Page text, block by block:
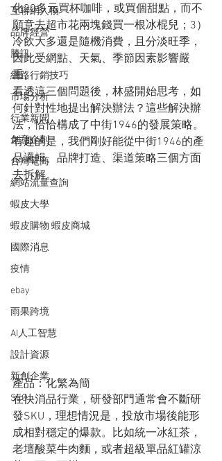
互聯網人物
品牌經營
騰訊
網路行銷技巧
市場分析
行業新聞
創意企劃
台灣電商
網站流量查詢
蝦皮大學
蝦皮購物 蝦皮商城
國際消息
疫情
ebay
雨果跨境
AI人工智慧
設計資源
新創企業
SEO
化20多元買杯咖啡，或買個甜點，而不
願意去超市花兩塊錢買一根冰棍兒；3）
冷飲大多還是隨機消費，且分淡旺季，
因此受網點、天氣、季節因素影響嚴
重。
看透這三個問題後，林盛開始思考，如
何針對性地提出解決辦法？這些解決辦
法，恰恰構成了中街1946的發展策略。
有趣的是，我們剛好能從中街1946的產
品邏輯、品牌打造、渠道策略三個方面
去拆解。
產品：化繁為簡
在快消品行業，研發部門通常會不斷研
發SKU，理想情況是，投放市場後能形
成相對穩定的爆款。比如統一冰紅茶，
老壇酸菜牛肉麵，或者超級單品紅罐涼